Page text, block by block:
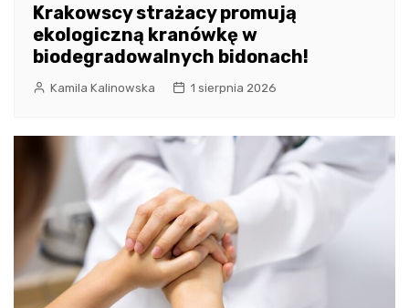
Krakowscy strażacy promują
ekologiczną kranówkę w
biodegradowalnych bidonach!
Kamila Kalinowska 1 sierpnia 2026